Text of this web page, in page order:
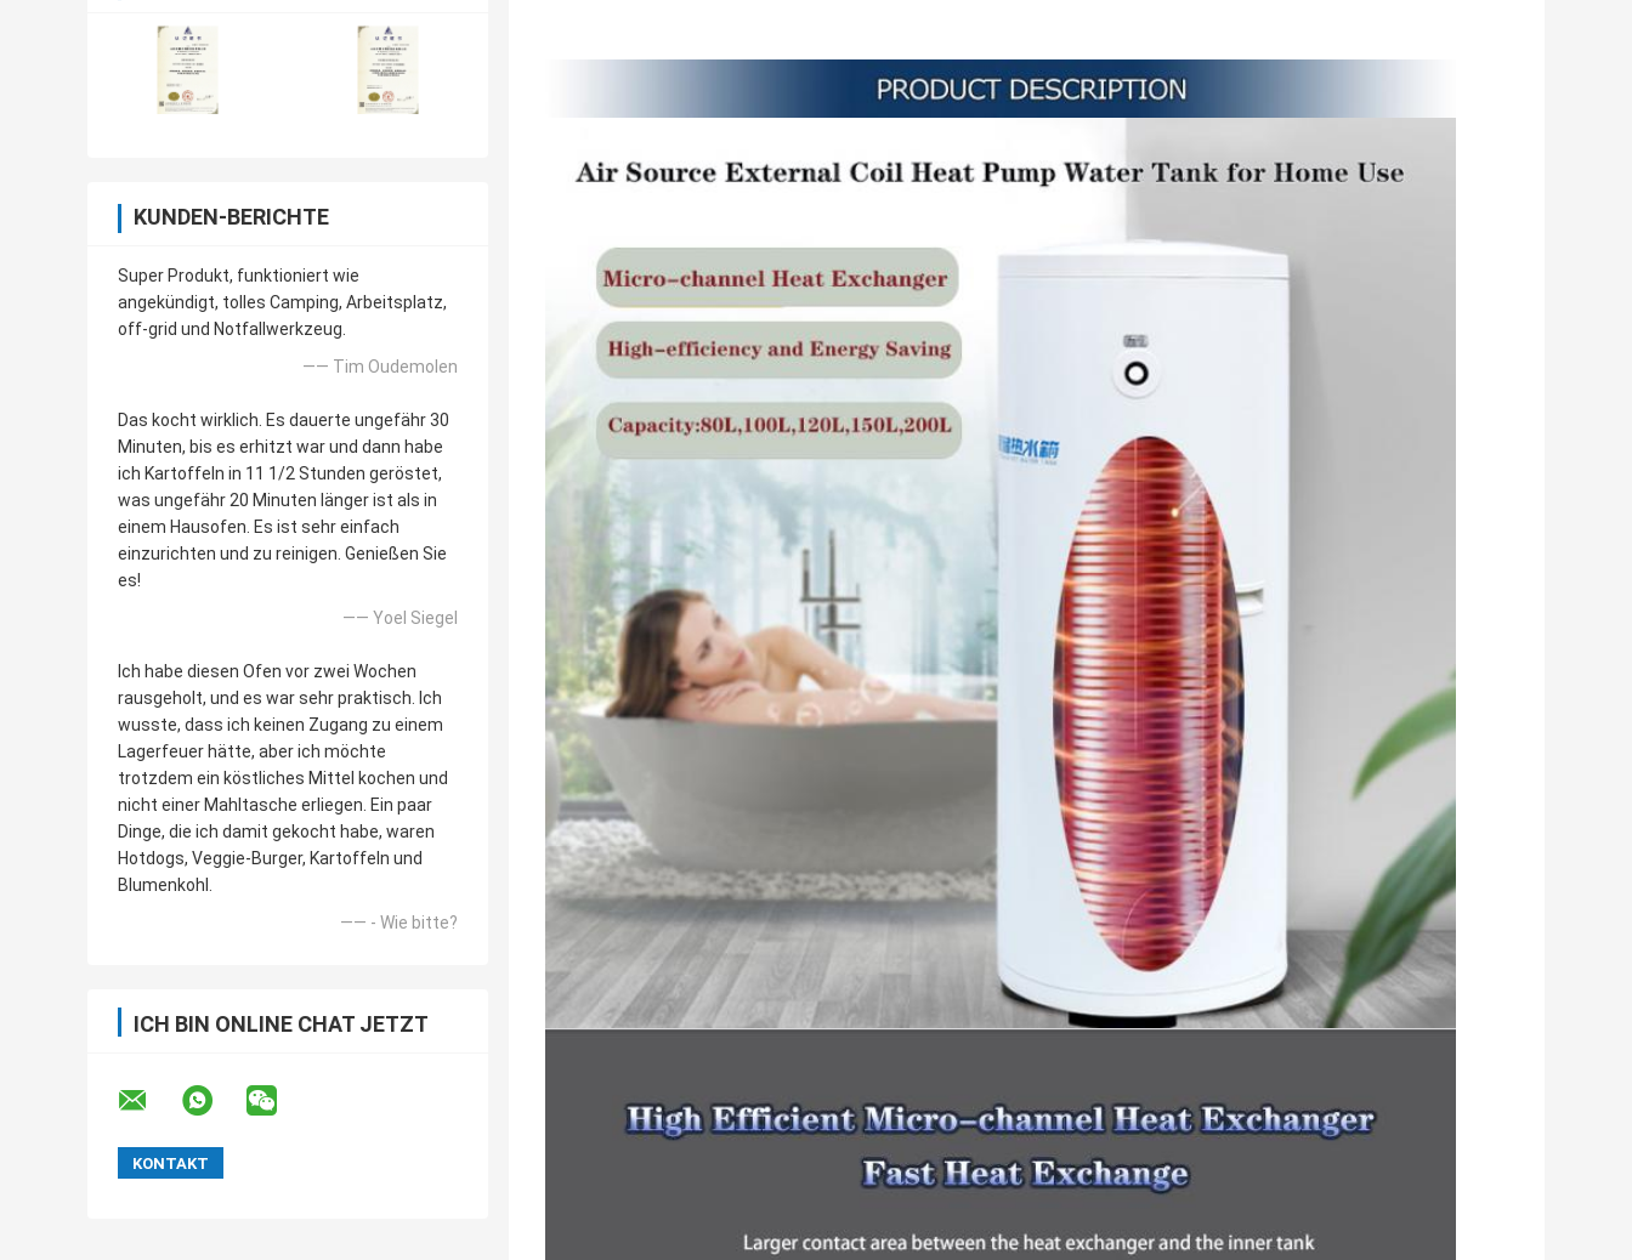
KUNDEN-BERICHTE
Super Produkt, funktioniert wie
angekündigt, tolles Camping, Arbeitsplatz,
off-grid und Notfallwerkzeug.
—— Tim Oudemolen
Das kocht wirklich. Es dauerte ungefähr 30
Minuten, bis es erhitzt war und dann habe
ich Kartoffeln in 11 1/2 Stunden geröstet,
was ungefähr 20 Minuten länger ist als in
einem Hausofen. Es ist sehr einfach
einzurichten und zu reinigen. Genießen Sie
es!
—— Yoel Siegel
Ich habe diesen Ofen vor zwei Wochen
rausgeholt, und es war sehr praktisch. Ich
wusste, dass ich keinen Zugang zu einem
Lagerfeuer hätte, aber ich möchte
trotzdem ein köstliches Mittel kochen und
nicht einer Mahltasche erliegen. Ein paar
Dinge, die ich damit gekocht habe, waren
Hotdogs, Veggie-Burger, Kartoffeln und
Blumenkohl.
—— - Wie bitte?
ICH BIN ONLINE CHAT JETZT